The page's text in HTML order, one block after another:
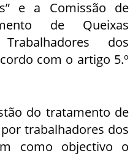
e a Comissão de
de Queixas
dos
com o artigo 5.º
do tratamento de
trabalhadores dos
como objectivo o